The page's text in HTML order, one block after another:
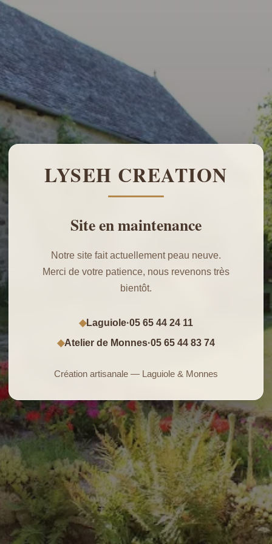
LYSEH CREATION
Site en maintenance
Notre site fait actuellement peau neuve.
Merci de votre patience, nous revenons très
bientôt.
◆Laguiole·05 65 44 24 11
◆Atelier de Monnes·05 65 44 83 74
Création artisanale — Laguiole & Monnes